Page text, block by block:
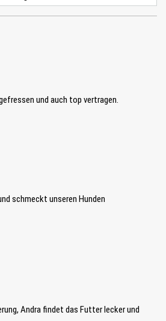
und auch top vertragen.
schmeckt unseren Hunden
Andra findet das Futter lecker und